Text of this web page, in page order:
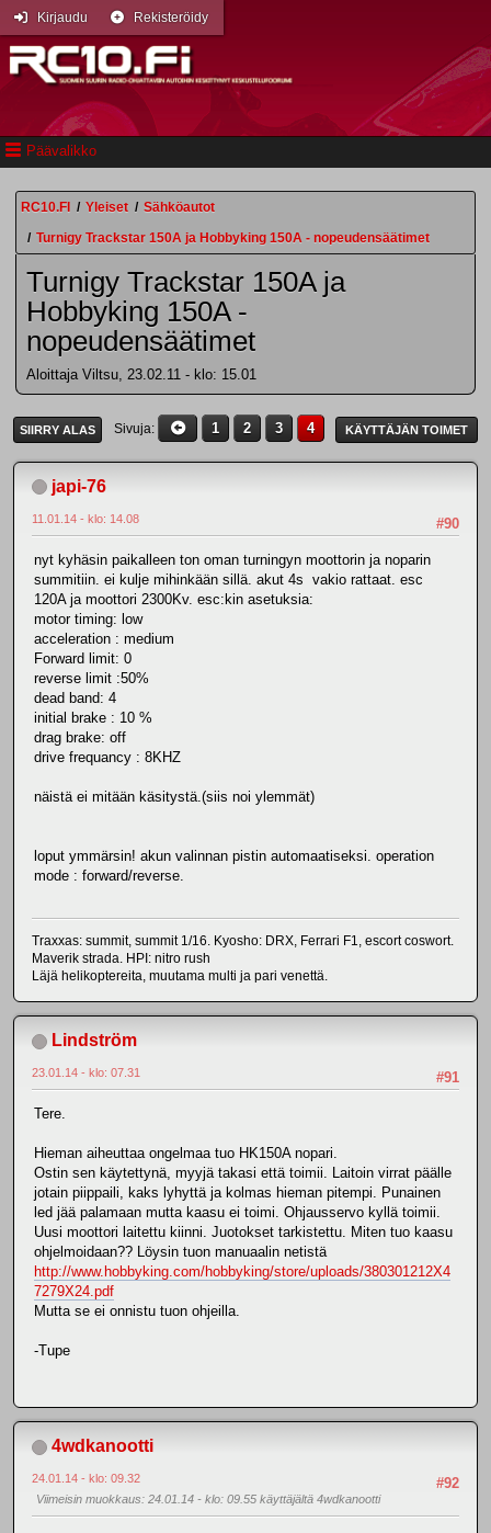
Päävalikko
Kirjaudu Rekisteröidy
RC10.FI / Yleiset / Sähköautot
/ Turnigy Trackstar 150A ja Hobbyking 150A - nopeudensäätimet
Turnigy Trackstar 150A ja
Hobbyking 150A -
nopeudensäätimet
Aloittaja Viltsu, 23.02.11 - klo: 15.01
SIIRRY ALAS Sivuja 1 2 3 4 KÄYTTÄJÄN TOIMET
japi-76
#90
11.01.14 - klo: 14.08
nyt kyhäsin paikalleen ton oman turningyn moottorin ja noparin
summitiin. ei kulje mihinkään sillä. akut 4s vakio rattaat. esc
120A ja moottori 2300Kv. esc:kin asetuksia:
motor timing: low
acceleration : medium
Forward limit: 0
reverse limit :50%
dead band: 4
initial brake : 10 %
drag brake: off
drive frequancy : 8KHZ
näistä ei mitään käsitystä.(siis noi ylemmät)
loput ymmärsin! akun valinnan pistin automaatiseksi. operation
mode : forward/reverse.
Traxxas: summit, summit 1/16. Kyosho: DRX, Ferrari F1, escort coswort.
Maverik strada. HPI: nitro rush
Läjä helikoptereita, muutama multi ja pari venettä.
Lindström
#91
23.01.14 - klo: 07.31
Tere.
Hieman aiheuttaa ongelmaa tuo HK150A nopari.
Ostin sen käytettynä, myyjä takasi että toimii. Laitoin virrat päälle
jotain piippaili, kaks lyhyttä ja kolmas hieman pitempi. Punainen
led jää palamaan mutta kaasu ei toimi. Ohjausservo kyllä toimii.
Uusi moottori laitettu kiinni. Juotokset tarkistettu. Miten tuo kaasu
ohjelmoidaan?? Löysin tuon manuaalin netistä
http://www.hobbyking.com/hobbyking/store/uploads/380301212X4
7279X24.pdf
Mutta se ei onnistu tuon ohjeilla.
-Tupe
4wdkanootti
#92
24.01.14 - klo: 09.32
Viimeisin muokkaus: 24.01.14 - klo: 09.55 käyttäjältä 4wdkanootti